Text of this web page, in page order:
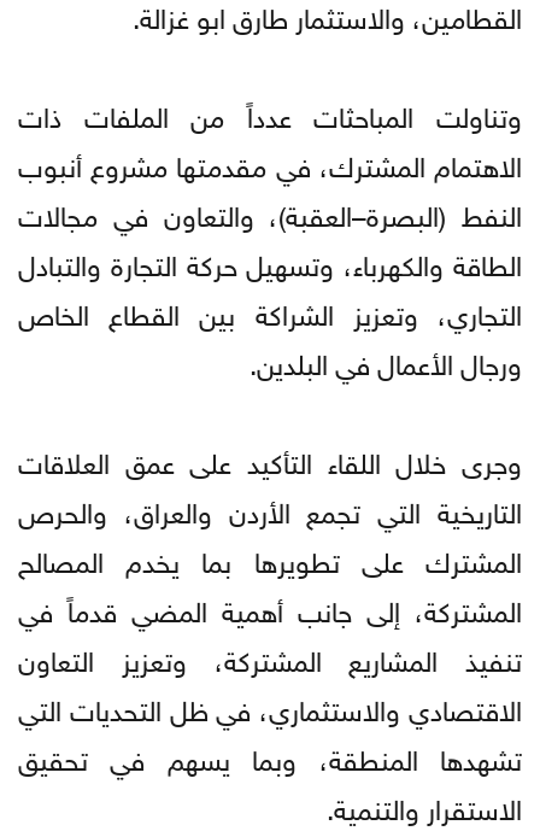
القطامين، والاستثمار طارق ابو غزالة.
وتناولت المباحثات عدداً من الملفات ذات
الاهتمام المشترك، في مقدمتها مشروع أنبوب
النفط (البصرة–العقبة)، والتعاون في مجالات
الطاقة والكهرباء، وتسهيل حركة التجارة والتبادل
التجاري، وتعزيز الشراكة بين القطاع الخاص
ورجال الأعمال في البلدين.
وجرى خلال اللقاء التأكيد على عمق العلاقات
التاريخية التي تجمع الأردن والعراق، والحرص
المشترك على تطويرها بما يخدم المصالح
المشتركة، إلى جانب أهمية المضي قدماً في
تنفيذ المشاريع المشتركة، وتعزيز التعاون
الاقتصادي والاستثماري، في ظل التحديات التي
تشهدها المنطقة، وبما يسهم في تحقيق
الاستقرار والتنمية.